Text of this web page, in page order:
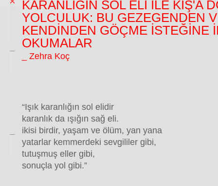
KARANLIĞIN SOL ELİ İLE KIŞ'A
YOLCULUK: BU GEZEGENDEN
KENDİNDEN GÖÇME İSTEĞİNE
OKUMALAR
_ Zehra Koç
“Işık karanlığın sol elidir
karanlık da ışığın sağ eli.
ikisi birdir, yaşam ve ölüm, yan yana
yatarlar kemmerdeki sevgililer gibi,
tutuşmuş eller gibi,
sonuçla yol gibi.”